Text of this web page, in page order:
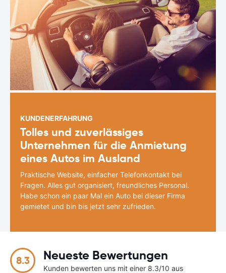
KUNDENERFAHRUNG
Tolles und zuverlässiges
Unternehmen für die Anmietung
eines Autos im Ausland
Praktische Website, einfacher Telefonkontakt bei
Fragen. Alles gut organisiert, freundliches Personal.
Habe schon ein paar Mal ein Auto bei dieser Firma
gemietet und bin bis jetzt sehr zufrieden.
8.3 Neueste Bewertungen
Kunden bewerten uns mit einer 8.3/10 aus